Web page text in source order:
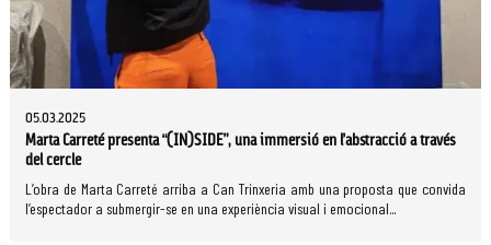
05.03.2025
Marta Carreté presenta “(IN)SIDE”, una immersió en l’abstracció a través
del cercle
L’obra de Marta Carreté arriba a Can Trinxeria amb una proposta que convida
l’espectador a submergir-se en una experiència visual i emocional...